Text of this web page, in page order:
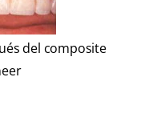
del composite